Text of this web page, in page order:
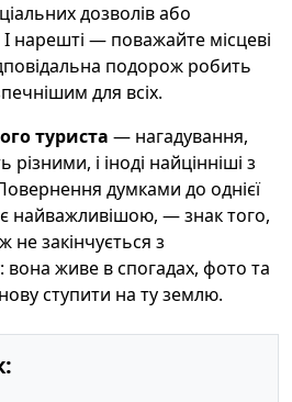
дозволів або
нарешті — поважайте місцеві
подорож робить
для всіх.
туриста — нагадування,
і іноді найцінніші з
думками до однієї
найважливішою, — знак того,
закінчується з
живе в спогадах, фото та
ступити на ту землю.